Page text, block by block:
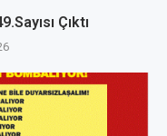
Çıktı